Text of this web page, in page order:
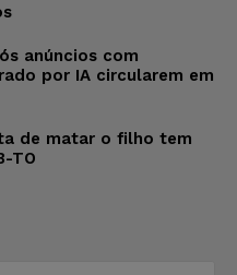
anúncios com
por IA circularem em
de matar o filho tem
TO